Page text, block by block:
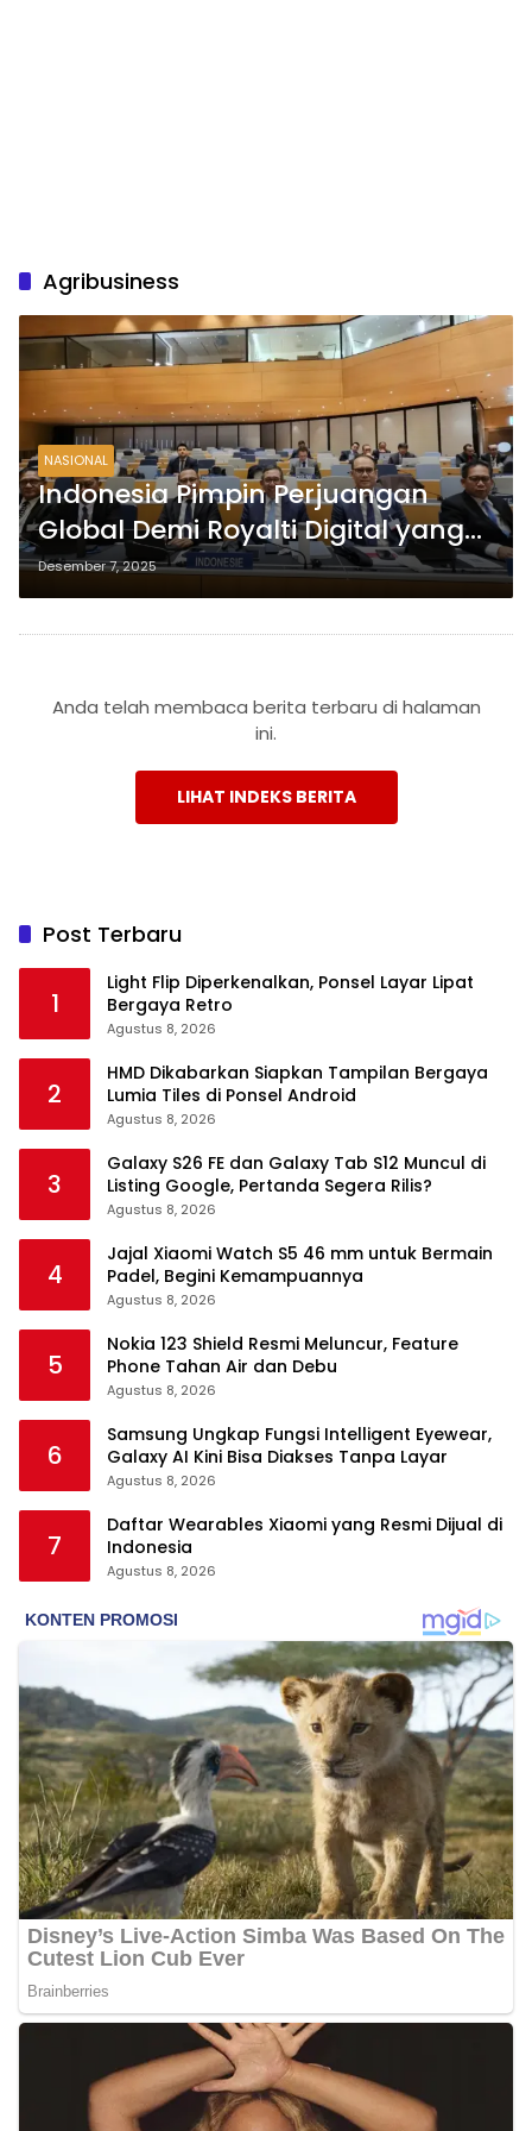
Agribusiness
NASIONAL
Indonesia Pimpin Perjuangan
Global Demi Royalti Digital yang
Adil
Desember 7, 2025
Anda telah membaca berita terbaru di halaman
ini.
LIHAT INDEKS BERITA
Post Terbaru
1
Light Flip Diperkenalkan, Ponsel Layar Lipat
Bergaya Retro
Agustus 8, 2026
2
HMD Dikabarkan Siapkan Tampilan Bergaya
Lumia Tiles di Ponsel Android
Agustus 8, 2026
3
Galaxy S26 FE dan Galaxy Tab S12 Muncul di
Listing Google, Pertanda Segera Rilis?
Agustus 8, 2026
4
Jajal Xiaomi Watch S5 46 mm untuk Bermain
Padel, Begini Kemampuannya
Agustus 8, 2026
5
Nokia 123 Shield Resmi Meluncur, Feature
Phone Tahan Air dan Debu
Agustus 8, 2026
6
Samsung Ungkap Fungsi Intelligent Eyewear,
Galaxy AI Kini Bisa Diakses Tanpa Layar
Agustus 8, 2026
7
Daftar Wearables Xiaomi yang Resmi Dijual di
Indonesia
Agustus 8, 2026